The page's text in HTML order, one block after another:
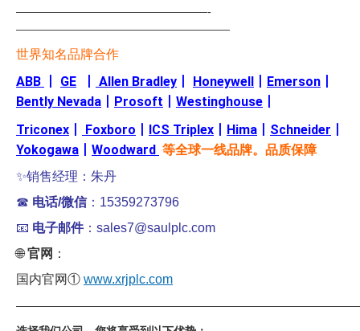
—————————————————-
———————————————————
世界知名品牌合作
ABB GE Allen Bradley Honeywell Emerson
Bently Nevada
Prosoft Westinghouse
Triconex
Foxboro ICS Triplex Hima Schneider
Yokogawa
Woodward 等全球一线品牌。品质保障
✨销售经理：朱丹
☎ 电话/微信：15359273796
📧 电子邮件：sales7@saulplc.com
🌐官网 ：
国内官网① www.xrjplc.com